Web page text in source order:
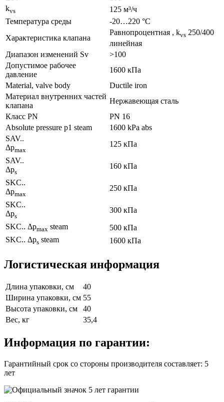
kvs
125 м³/ч
Температура среды
-20…220 °C
Характеристика клапана
Pавнопроцентная , kvs 250/400
линейная
Диапазон изменений Sv
>100
Допустимое рабочее
давление
1600 кПа
Material, valve body
Ductile iron
Материал внутренних частeй
клапана
Нержавеющая сталь
Класс PN
PN 16
Absolute pressure p1 steam
1600 kPa abs
SAV..
Δpmax
125 кПа
SAV..
Δps
160 кПа
SKC..
Δpmax
250 кПа
SKC..
Δps
300 кПа
SKC.. Δpmax steam
500 кПа
SKC.. Δps steam 1600 кПа
Логистическая информация
Длина упаковки, см
40
Ширина упаковки, см 55
Высота упаковки, см
40
Вес, кг
35,4
Информация по гарантии:
Гарантийный срок со стороны производителя составляет: 5
лет